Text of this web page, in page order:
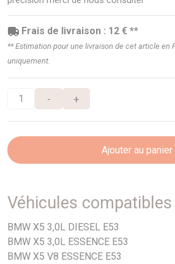
Frais de livraison : 12 € **
** Estimation pour une livraison de cet article en
uniquement.
- +
Ajouter au panier
Véhicules compatibles
BMW X5 3,0L DIESEL E53
BMW X5 3,0L ESSENCE E53
BMW X5 V8 ESSENCE E53